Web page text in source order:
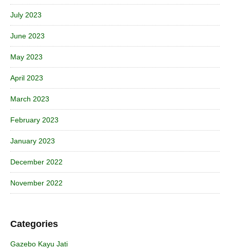
July 2023
June 2023
May 2023
April 2023
March 2023
February 2023
January 2023
December 2022
November 2022
Categories
Gazebo Kayu Jati